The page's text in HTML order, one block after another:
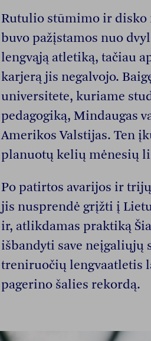
Rutulio stūmimo ir
buvo pažįstamos nuo
lengvąją atletiką, tačiau
karjerą jis negalvojo.
universitete, kuriame
pedagogiką, Mindaugas
Amerikos Valstijas. Ten
planuotų kelių mėnesių
Po patirtos avarijos ir
jis nusprendė grįžti į
ir, atlikdamas praktiką
išbandyti save neįgaliųjų
treniruočių lengvaatletis
pagerino šalies rekordą.